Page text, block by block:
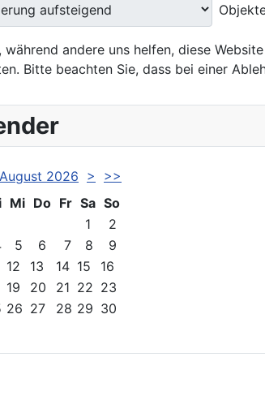
August 2026 >
>>
Mi Do Fr Sa So
1
2
5 6 7 8
9
12 13 14 15
16
19 20 21 22 23
26 27 28 29 30
andere uns helfen, diese
Bitte beachten Sie, dass bei einer